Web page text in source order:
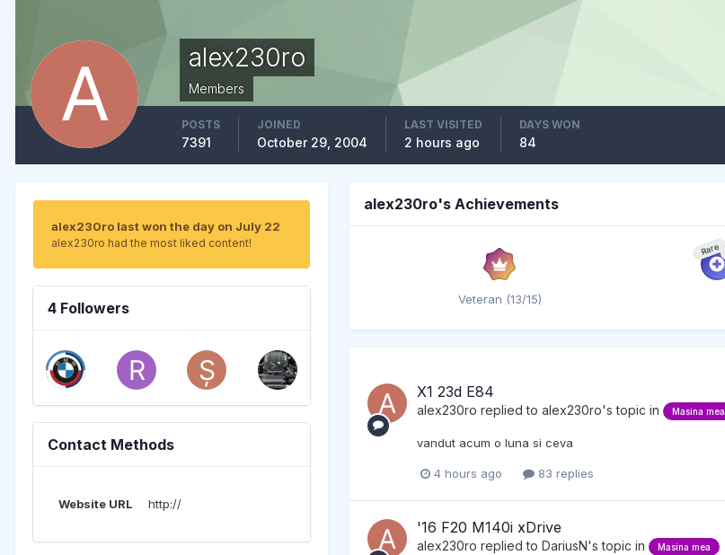
alex230ro
Members
POSTS
7391
JOINED
October 29, 2004
LAST VISITED
2 hours ago
DAYS WON
84
alex230ro last won the day on July 22
alex230ro had the most liked content!
4 Followers
Contact Methods
Website URL http://
alex230ro's Achievements
Veteran (13/15)
Rare
X1 23d E84
alex230ro replied to alex230ro's topic in Masina mea
vandut acum o luna si ceva
4 hours ago 83 replies
'16 F20 M140i xDrive
alex230ro replied to DariusN's topic in Masina mea